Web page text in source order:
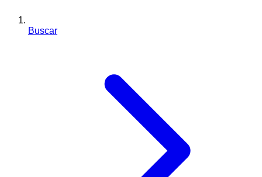
Buscar